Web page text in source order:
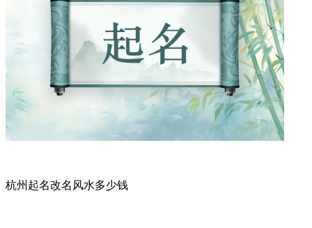
杭州起名改名风水多少钱